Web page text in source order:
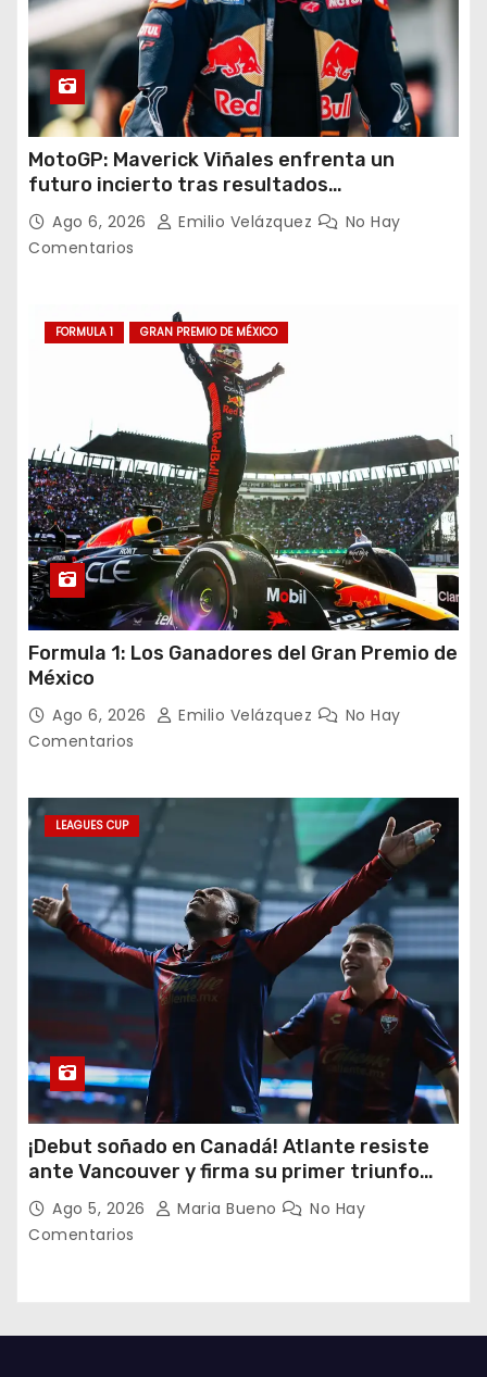
MotoGP: Maverick Viñales enfrenta un
futuro incierto tras resultados
decepcionantes
Ago 6, 2026 Emilio Velázquez
No Hay
Comentarios
FORMULA 1 GRAN PREMIO DE MÉXICO
Formula 1: Los Ganadores del Gran Premio de
México
Ago 6, 2026 Emilio Velázquez
No Hay
Comentarios
LEAGUES CUP
¡Debut soñado en Canadá! Atlante resiste
ante Vancouver y firma su primer triunfo
histórico en la Leagues Cup
Ago 5, 2026 Maria Bueno
No Hay
Comentarios